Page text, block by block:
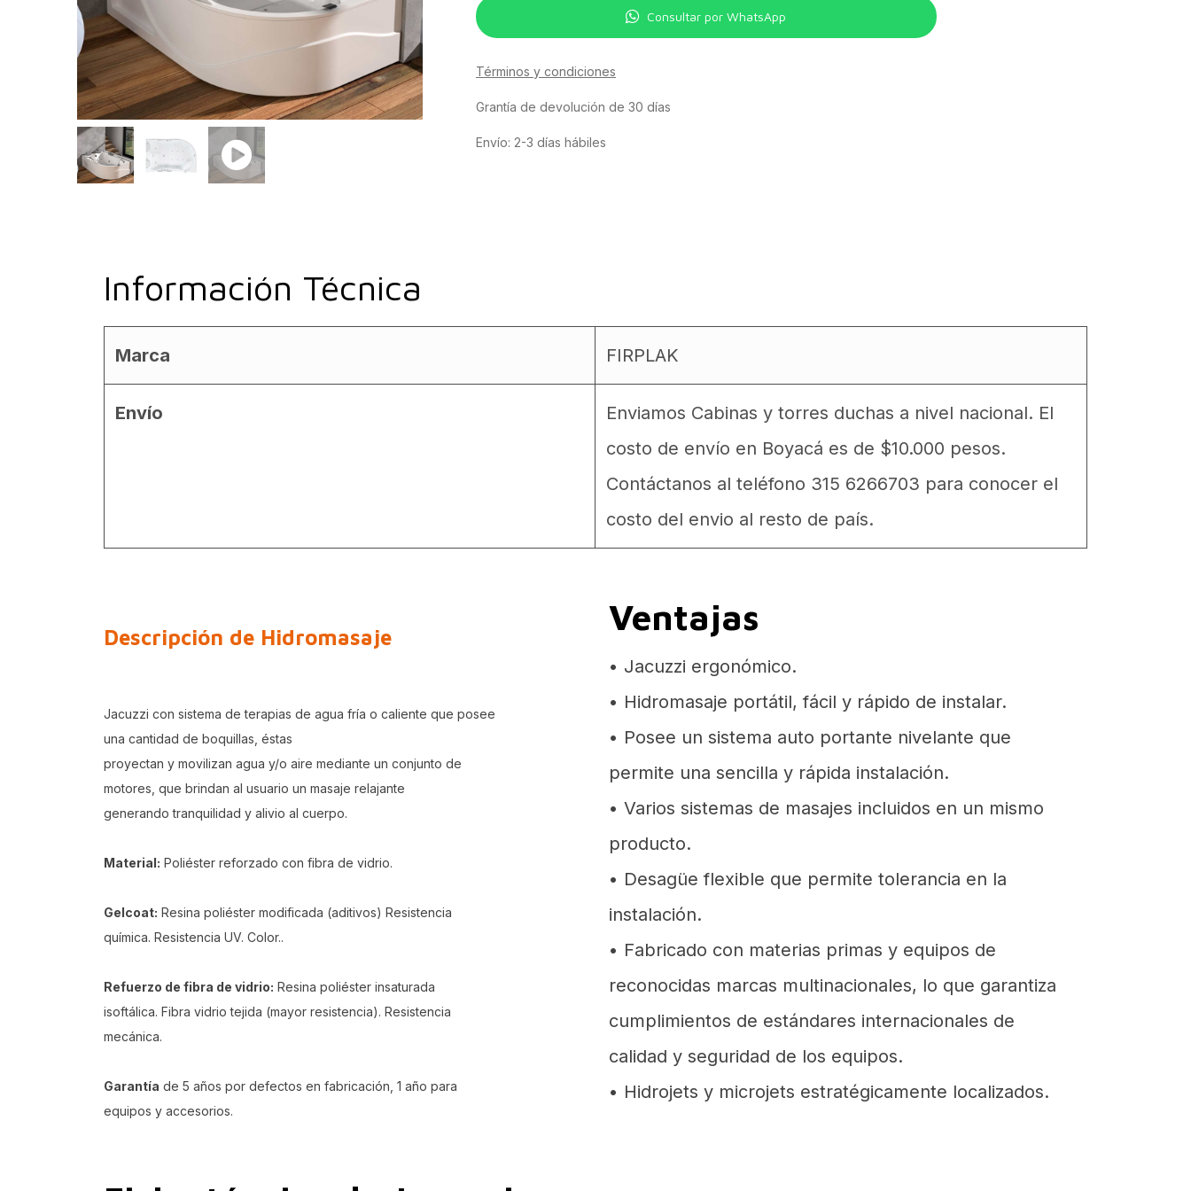
Consultar por WhatsApp
Términos y condiciones
Grantía de devolución de 30 días
Envío: 2-3 días hábiles
Información Técnica
Marca FIRPLAK
Envío
Enviamos Cabinas y torres duchas a nivel nacional. El
costo de envío en Boyacá es de $10.000 pesos.
Contáctanos al teléfono 315 6266703 para conocer el
costo del envio al resto de país.
Descripción de Hidromasaje
Jacuzzi con sistema de terapias de agua fría o caliente que posee
una cantidad de boquillas, éstas
proyectan y movilizan agua y/o aire mediante un conjunto de
motores, que brindan al usuario un masaje relajante
generando tranquilidad y alivio al cuerpo.
Material: Poliéster reforzado con fibra de vidrio.
Gelcoat: Resina poliéster modificada (aditivos) Resistencia
química. Resistencia UV. Color..
Refuerzo de fibra de vidrio: Resina poliéster insaturada
isoftálica. Fibra vidrio tejida (mayor resistencia). Resistencia
mecánica.
Garantía de 5 años por defectos en fabricación, 1 año para
equipos y accesorios.
Ventajas
• Jacuzzi ergonómico.
• Hidromasaje portátil, fácil y rápido de instalar.
• Posee un sistema auto portante nivelante que
permite una sencilla y rápida instalación.
• Varios sistemas de masajes incluidos en un mismo
producto.
• Desagüe flexible que permite tolerancia en la
instalación.
• Fabricado con materias primas y equipos de
reconocidas marcas multinacionales, lo que garantiza
cumplimientos de estándares internacionales de
calidad y seguridad de los equipos.
• Hidrojets y microjets estratégicamente localizados.